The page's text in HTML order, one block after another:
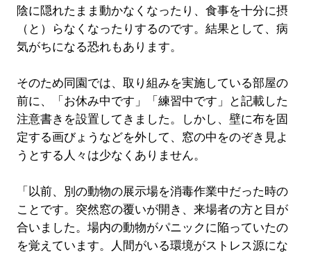
陰に隠れたまま動かなくなったり、食事を十分に摂
（と）らなくなったりするのです。結果として、病
気がちになる恐れもあります。
そのため同園では、取り組みを実施している部屋の
前に、「お休み中です」「練習中です」と記載した
注意書きを設置してきました。しかし、壁に布を固
定する画びょうなどを外して、窓の中をのぞき見よ
うとする人々は少なくありません。
「以前、別の動物の展示場を消毒作業中だった時の
ことです。突然窓の覆いが開き、来場者の方と目が
合いました。場内の動物がパニックに陥っていたの
を覚えています。人間がいる環境がストレス源にな